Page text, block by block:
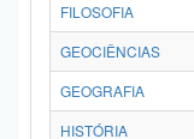
FILOSOFIA
GEOCIÊNCIAS
GEOGRAFIA
HISTÓRIA